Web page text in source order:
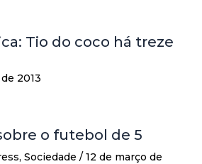
Tio do coco há treze
2013
o futebol de 5
, Sociedade / 12 de março de